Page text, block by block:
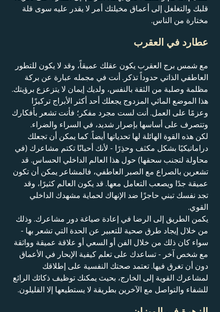
قلبك والتغلغل إلى أعماق مخيلتك أمر لا يقدر عليه سوى قلة
مختارة من الناس.
عطارد في العقرب
مع شمس برج العقرب يكون عقلك عميقاً، وقد لا يكون للتطور
العاطفي الذاتي حدوداً تذكر. أنت في مجمله عبارة عن بركة
مظلمة وصلبة من الثقة بالنفس، ولديك إيمان لا يتزعزع برؤيتك.
هذا الموضع المائي المزدوج يجعلك أحد أكثر الأبراج تركيزًا
وعزمًا على العمل. أنت لست مجرد مفكر؛ فأنت تشعر بأفكارك
وتتصرف على أساسها بإصرار شديد، في السراء والضراء.
لكن هذه القوة الهائلة لها تحدياتها أيضاً. كما يمكن أن تجعلك
دراماتيكيًا بشكل مكثف وحذِرًا - لأنك أحيانًا تكتم مشاعرك (في
محاولة لتجنب سحقها) حول هذا العالم الداخلي الحساس. قد
تشعرين بالصراع مع الصبر العاطفي، فالمشاعر يمكن أن تكون
عميقة جدًا ويصعب التعامل معها. قد يكون العالم كثيرًا، وقد
تجد نفسك تبني حاجزًا ضد الإنهاك لحماية مشهدك الداخلي
القوي.
يكمن الطريق إلى الرضا في إعادة صياغة دور مشاعرك. وذلك
من خلال إيجاد طرق صحية للتعبير عن الحدة التي تشعر بها -
سواء كان ذلك من خلال الفن أو السعي أو علاقة عميقة وواثقة
مع شخص آخر - تساعدك على تعلم كيفية الإبحار في الأعماق
دون أن تغرق فيها. تعتمد صحتك النفسية على إطلاقك
لمشاعرك القوية إلى الخارج، بحيث يمكنك توظيف ذكائك الرائع
للشفاء والتواصل مع الآخرين بطريقة لا يستطيعها إلا القليلون.